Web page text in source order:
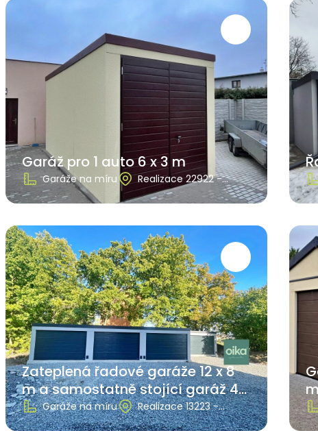
Garáž pro 1 auto 6 x 3 m
Garáže na míru
Realizace 22922 -
Pardubický kraj, Dašice
Zateplená řadové garáže 12 x 8
m a samostatně stojící garáž 4
x 8 mGaráže na míru
Realizace 13223 -
Ostrava